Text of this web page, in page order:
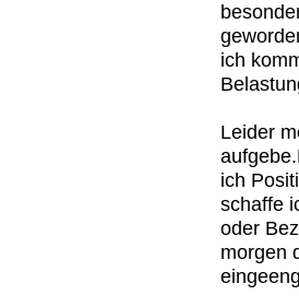
ich
Leider
ich
schaffe
oder
morgen